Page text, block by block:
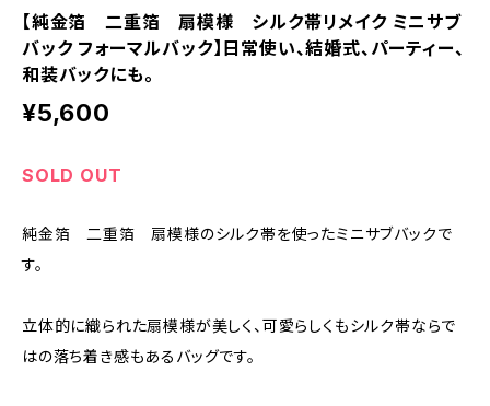
【純金箔 二重箔 扇模様 シルク帯リメイク ミニサブ
バック フォーマルバック】日常使い、結婚式、パーティー、
和装バックにも。
¥5,600
SOLD OUT
純金箔 二重箔 扇模様のシルク帯を使ったミニサブバックで
す。
立体的に織られた扇模様が美しく、可愛らしくもシルク帯ならで
はの落ち着き感もあるバッグです。